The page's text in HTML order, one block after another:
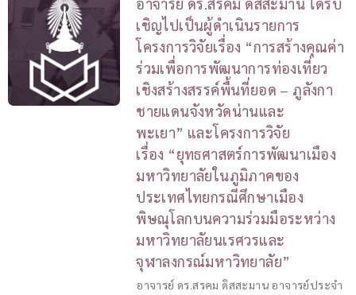
เชิญไปเป็นผู้ดำเนินรายการ
โครงการวิจัยเรื่อง “การสร้างคุณค่า
ร่วมเพื่อการพัฒนาการท่องเที่ยว
เชิงสร้างสรรค์พื้นที่ยอด – ภูลังกา
ชายแดนจังหวัดน่านและ
พะเยา” และโครงการวิจัย
เรื่อง “ยุทธศาสตร์การพัฒนาเมือง
มหาวิทยาลัยในภูมิภาคของ
ประเทศไทยกรณีศึกษาเมือง
พิษณุโลกบนความร่วมมือระหว่าง
มหาวิทยาลัยนเรศวรและ
จุฬาลงกรณ์มหาวิทยาลัย”
อาจารย์ ดร.สรคม ดิสสะมาน อาจารย์ประจำ